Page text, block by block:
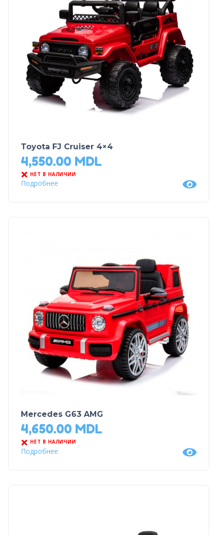
Toyota FJ Cruiser 4×4
4,550.00 MDL
НЕТ В НАЛИЧИИ
Подробнее
Mercedes G63 AMG
4,650.00 MDL
НЕТ В НАЛИЧИИ
Подробнее